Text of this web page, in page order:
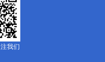
我们